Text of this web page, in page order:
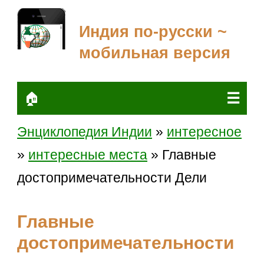
Индия по-русски ~
мобильная версия
🏠 ☰
Энциклопедия Индии » интересное
» интересные места » Главные
достопримечательности Дели
Главные
достопримечательности